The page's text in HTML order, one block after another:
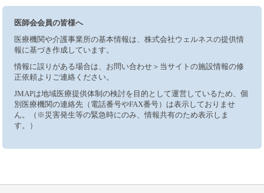
医師会会員の皆様へ
医療機関や介護事業所の基本情報は、株式会社ウェルネスの提供情
報に基づき作成しています。
情報に誤りがある場合は、お問い合わせ＞当サイトの施設情報の修
正依頼よりご連絡ください。
JMAPは地域医療提供体制の検討を目的として運営しているため、個
別医療機関の連絡先（電話番号やFAX番号）は表示しておりませ
ん。（※災害発生等の緊急時にのみ、情報共有のため表示しま
す。）